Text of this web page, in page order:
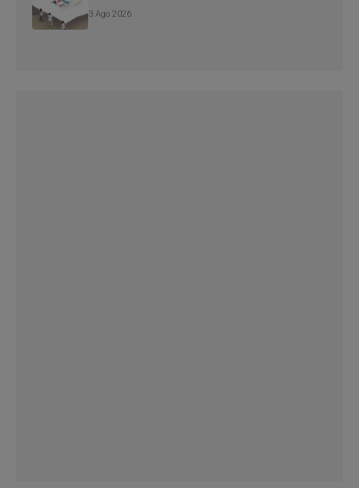
3 Ago 2026